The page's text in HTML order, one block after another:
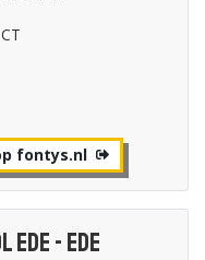
fontys.nl
- Ede